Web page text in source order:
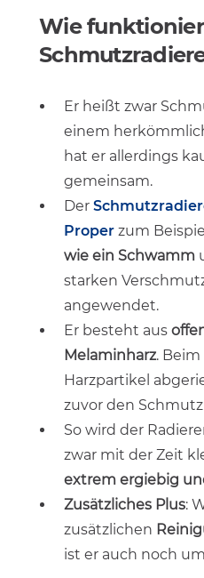
Wie
Er heißt zwar
einem
hat er allerdings
gemeinsam.
Der
Proper zum Beispiel
wie ein Schwamm
starken
angewendet.
Er besteht aus
Melaminharz.
Harzpartikel
zuvor den Schmutz
So wird der
zwar mit der Zeit
extrem ergiebig
Zusätzliches Plus:
zusätzlichen
ist er auch noch